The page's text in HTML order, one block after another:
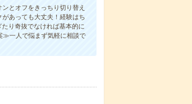
とオフをきっちり切り替え
あっても大丈夫！経験はち
り奇抜でなければ基本的に
≫一人で悩まず気軽に相談で